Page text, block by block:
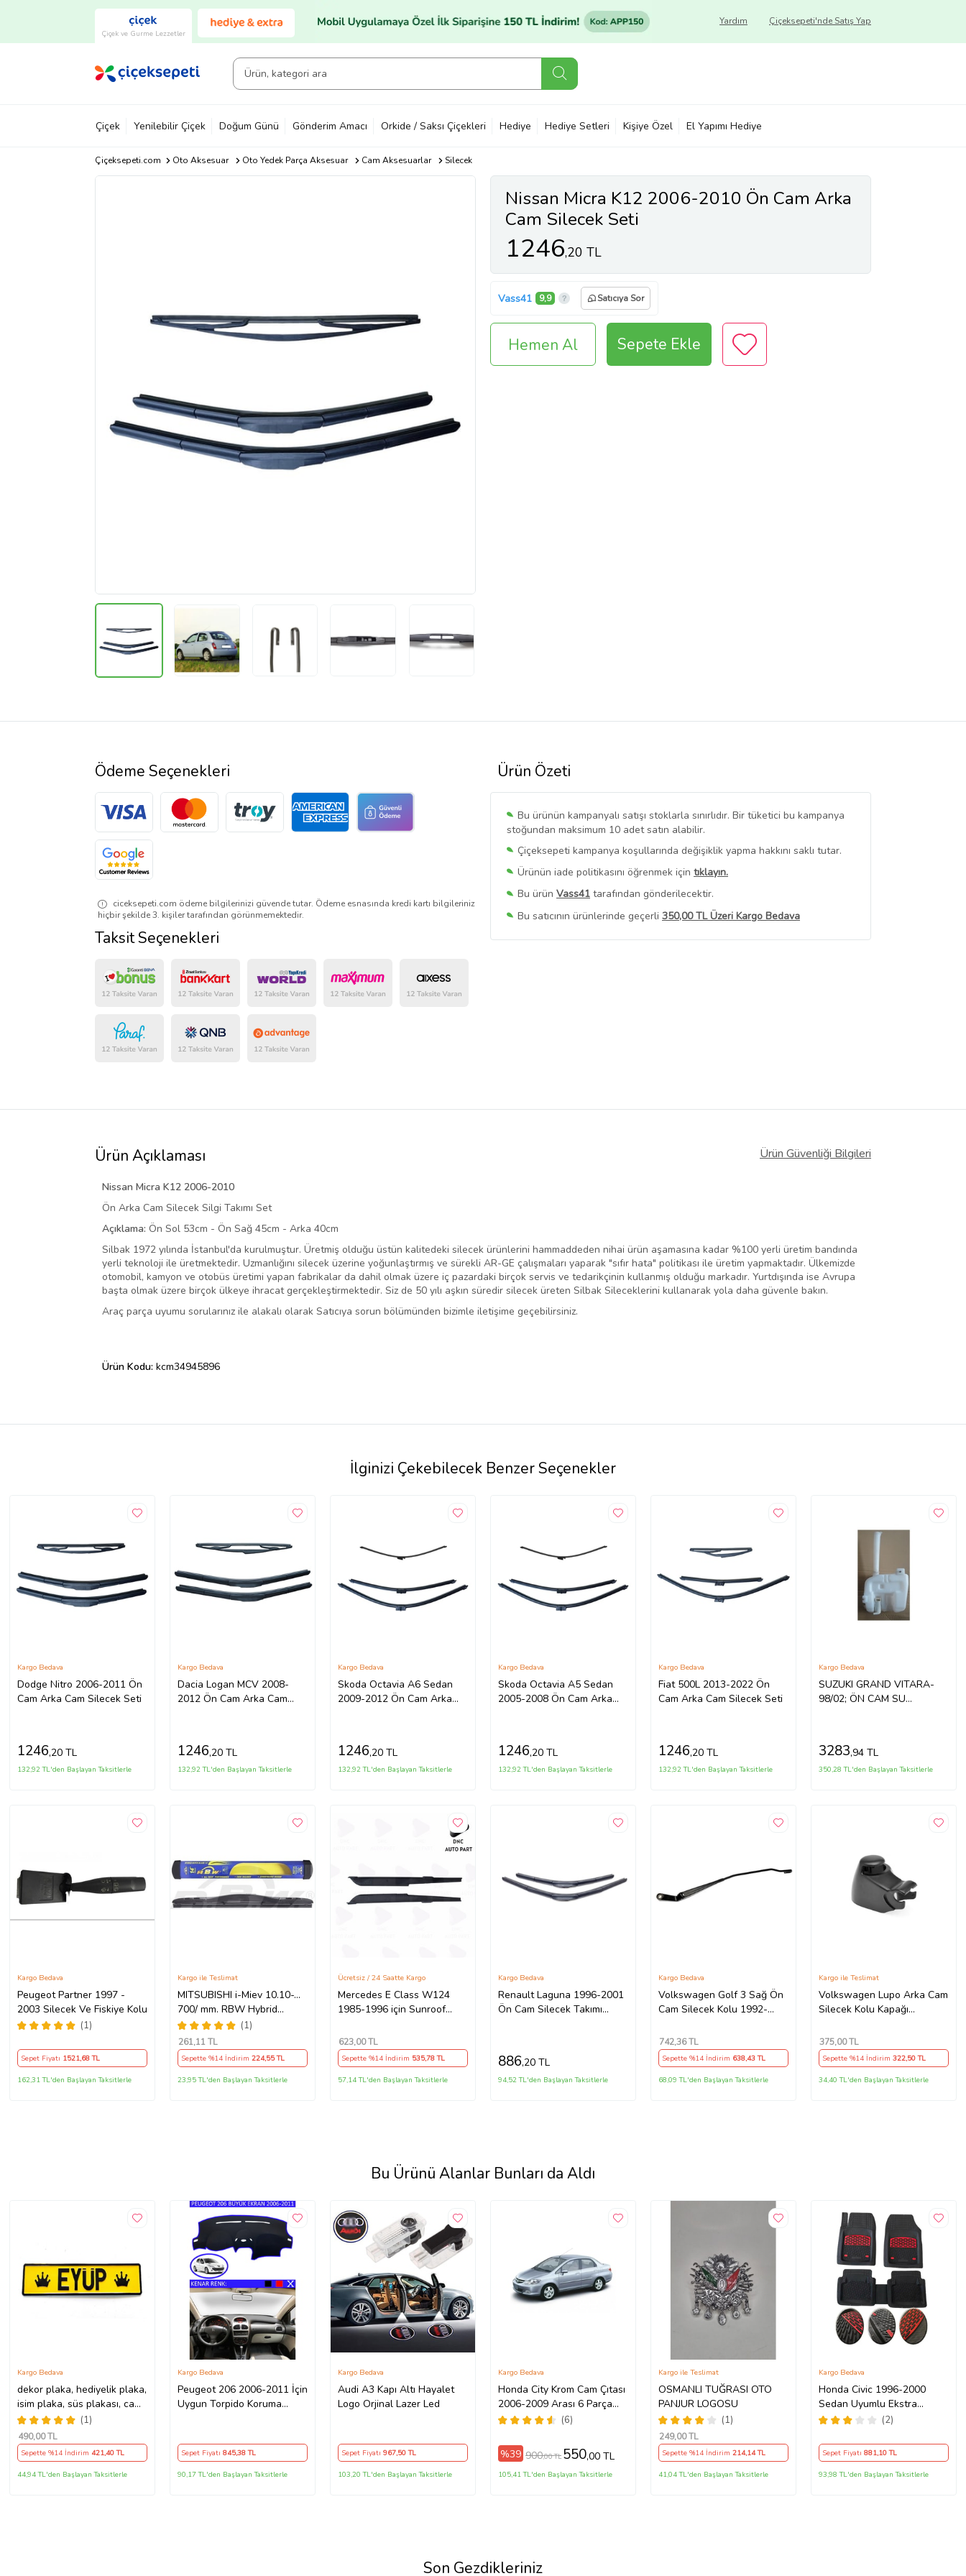
Çiçek ve Gurme Lezzetler
Çiçeksepeti'nde Satış Yap
Yardım
Çiçek Yenilebilir Çiçek Doğum Günü Gönderim Amacı Orkide / Saksı Çiçekleri Hediye Hediye Setleri Kişiye Özel El Yapımı Hediye
Çiçeksepeti.com Oto Aksesuar Oto Yedek Parça Aksesuar Cam Aksesuarlar Silecek
Nissan Micra K12 2006-2010 Ön Cam Arka
Cam Silecek Seti
1246,20 TL
Vass41 9,9 Satıcıya Sor
Hemen Al Sepete Ekle
Ürün Özeti
Bu ürünün kampanyalı satışı stoklarla sınırlıdır. Bir tüketici bu kampanya
stoğundan maksimum 10 adet satın alabilir.
Çiçeksepeti kampanya koşullarında değişiklik yapma hakkını saklı tutar.
Ürünün iade politikasını öğrenmek için tıklayın.
Bu ürün Vass41 tarafından gönderilecektir.
Bu satıcının ürünlerinde geçerli 350,00 TL Üzeri Kargo Bedava
Bu SatıcınınTüm Ürünlerini Görüntüle
Ödeme Seçenekleri
ciceksepeti.com ödeme bilgilerinizi güvende tutar. Ödeme esnasında kredi kartı bilgileriniz
hiçbir şekilde 3. kişiler tarafından görünmemektedir.
Taksit Seçenekleri
Ürün Açıklaması Ürün Güvenliği Bilgileri
Nissan Micra K12 2006-2010
Ön Arka Cam Silecek Silgi Takımı Set
Açıklama: Ön Sol 53cm - Ön Sağ 45cm - Arka 40cm
Silbak 1972 yılında İstanbul'da kurulmuştur. Üretmiş olduğu üstün kalitedeki silecek ürünlerini hammaddeden nihai ürün aşamasına kadar %100 yerli üretim bandında
yerli teknoloji ile üretmektedir. Uzmanlığını silecek üzerine yoğunlaştırmış ve sürekli AR-GE çalışmaları yaparak "sıfır hata" politikası ile üretim yapmaktadır. Ülkemizde
otomobil, kamyon ve otobüs üretimi yapan fabrikalar da dahil olmak üzere iç pazardaki birçok servis ve tedarikçinin kullanmış olduğu markadır. Yurtdışında ise Avrupa
başta olmak üzere birçok ülkeye ihracat gerçekleştirmektedir. Siz de 50 yılı aşkın süredir silecek üreten Silbak Sileceklerini kullanarak yola daha güvenle bakın.
Araç parça uyumu sorularınız ile alakalı olarak Satıcıya sorun bölümünden bizimle iletişime geçebilirsiniz.
Ürün Kodu: kcm34945896
İlginizi Çekebilecek Benzer Seçenekler
Dodge Nitro 2006-2011 Ön
Cam Arka Cam Silecek Seti
Kargo Bedava
1246,20 TL
132,92 TL'den Başlayan Taksitlerle
Dacia Logan MCV 2008-
2012 Ön Cam Arka Cam
Kargo Bedava
1246,20 TL
132,92 TL'den Başlayan Taksitlerle
Skoda Octavia A6 Sedan
2009-2012 Ön Cam Arka
Kargo Bedava
1246,20 TL
132,92 TL'den Başlayan Taksitlerle
Skoda Octavia A5 Sedan
2005-2008 Ön Cam Arka
Kargo Bedava
1246,20 TL
132,92 TL'den Başlayan Taksitlerle
Fiat 500L 2013-2022 Ön
Cam Arka Cam Silecek Seti
Kargo Bedava
1246,20 TL
132,92 TL'den Başlayan Taksitlerle
SUZUKI GRAND VITARA-
98/02; ÖN CAM SU
60P02 532-2978
Kargo Bedava
3283,94 TL
350,28 TL'den Başlayan Taksitlerle
Peugeot Partner 1997 -
2003 Silecek Ve Fiskiye Kolu
(1)
Kargo Bedava
Sepet Fiyatı 1521,68 TL
162,31 TL'den Başlayan Taksitlerle
MITSUBISHI i-Miev 10.10-...
700/ mm. RBW Hybrid
Silecek. U Kanca Uyumlu
Hibrit
(1)
Kargo ile Teslimat
261,11 TL
Sepette %14 İndirim 224,55 TL
23,95 TL'den Başlayan Taksitlerle
Mercedes E Class W124
1985-1996 için Sunroof
Ücretsiz / 24 Saatte Kargo
623,00 TL
Sepette %14 İndirim 535,78 TL
57,14 TL'den Başlayan Taksitlerle
Renault Laguna 1996-2001
Ön Cam Silecek Takımı
Kargo Bedava
886,20 TL
94,52 TL'den Başlayan Taksitlerle
Volkswagen Golf 3 Sağ Ön
Cam Silecek Kolu 1992-
Kargo Bedava
742,36 TL
Sepette %14 İndirim 638,43 TL
68,09 TL'den Başlayan Taksitlerle
Volkswagen Lupo Arka Cam
Silecek Kolu Kapağı
Model Arası Araçlara
Uyumlu
Kargo ile Teslimat
375,00 TL
Sepette %14 İndirim322,50 TL
34,40 TL'den Başlayan Taksitlerle
Bu Ürünü Alanlar Bunları da Aldı
dekor plaka, hediyelik plaka,
isim plaka, süs plakası, cam
önü plakası, tırcı plakası
(Sarı-Siyah)
(1)
Kargo Bedava
490,00 TL
Sepette %14 İndirim 421,40 TL
44,94 TL'den Başlayan Taksitlerle
Peugeot 206 2006-2011 İçin
Uygun Torpido Koruma
Kargo Bedava
Sepet Fiyatı 845,38 TL
90,17 TL'den Başlayan Taksitlerle
Audi A3 Kapı Altı Hayalet
Logo Orjinal Lazer Led
Kargo Bedava
Sepet Fiyatı 967,50 TL
103,20 TL'den Başlayan Taksitlerle
Honda City Krom Cam Çıtası
2006-2009 Arası 6 Parça
Paslanmaz Çelik
(6)
Kargo Bedava
%39 900,00 TL 550,00 TL
105,41 TL'den Başlayan Taksitlerle
OSMANLI TUĞRASI OTO
PANJUR LOGOSU
(1)
Kargo ile Teslimat
249,00 TL
Sepette %14 İndirim214,14 TL
41,04 TL'den Başlayan Taksitlerle
Honda Civic 1996-2000
Sedan Uyumlu Ekstra
Kanallı Havuzlu Paspas Seti
(2)
Kargo Bedava
Sepet Fiyatı881,10 TL
93,98 TL'den Başlayan Taksitlerle
Son Gezdikleriniz